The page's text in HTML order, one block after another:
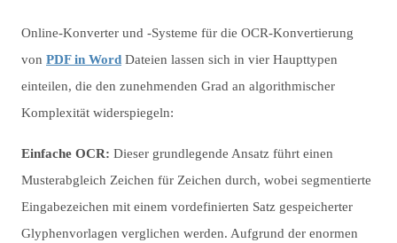
Online-Konverter und -Systeme für die OCR-Konvertierung
von PDF in Word Dateien lassen sich in vier Haupttypen
einteilen, die den zunehmenden Grad an algorithmischer
Komplexität widerspiegeln:
Einfache OCR: Dieser grundlegende Ansatz führt einen
Musterabgleich Zeichen für Zeichen durch, wobei segmentierte
Eingabezeichen mit einem vordefinierten Satz gespeicherter
Glyphenvorlagen verglichen werden. Aufgrund der enormen